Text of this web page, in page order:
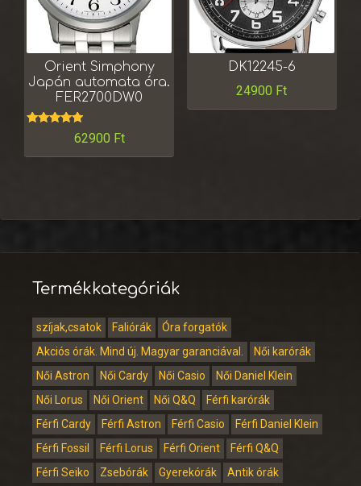
Orient Simphony
Japán automata óra.
FER2700DW0
Értékelés:62900 Ft
DK12245-6
24900 Ft
Termékkategóriák
szíjak,csatok Faliórák
Óra forgatók
Akciós órák. Mind új. Magyar garanciával.
Női karórák
Női Astron
Női Cardy Női Casio
Női Daniel Klein
Női Lorus
Női Orient Női Q&Q
Férfi karórák
Férfi Cardy
Férfi Astron Férfi Casio
Férfi Daniel Klein
Férfi Fossil
Férfi Lorus Férfi Orient
Férfi Q&Q
Férfi Seiko
Zsebórák Gyerekórák Antik órák